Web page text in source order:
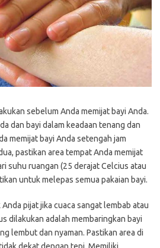
sebelum Anda memijat bayi Anda.
dan bayi dalam keadaan tenang dan
memijat bayi Anda setengah jam
pastikan area tempat Anda memijat
suhu ruangan (25 derajat Celcius atau
untuk melepas semua pakaian bayi.
pijat jika cuaca sangat lembab atau
dilakukan adalah membaringkan bayi
lembut dan nyaman. Pastikan area di